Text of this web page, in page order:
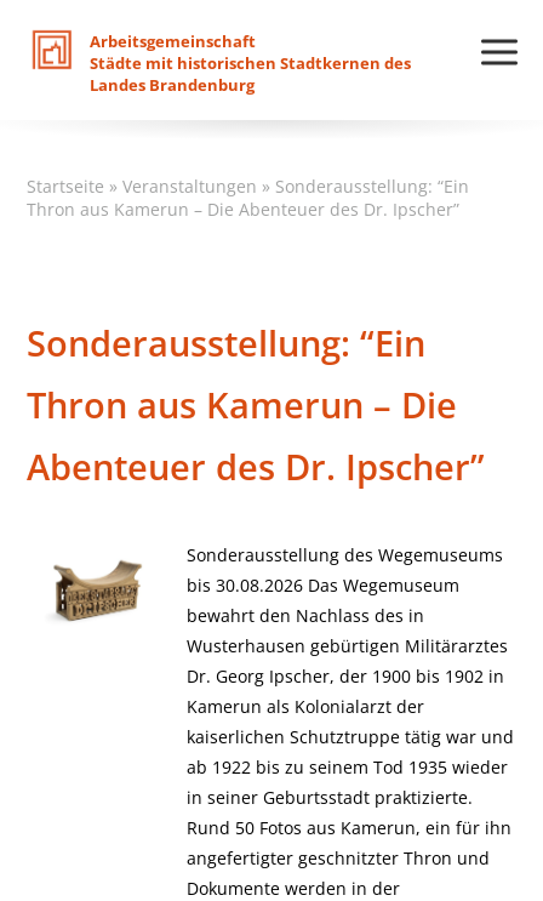
Arbeitsgemeinschaft
Städte mit historischen Stadtkernen des
Landes Brandenburg
Startseite »Veranstaltungen » Sonderausstellung: “Ein
Thron aus Kamerun – Die Abenteuer des Dr. Ipscher”
Sonderausstellung: “Ein
Thron aus Kamerun – Die
Abenteuer des Dr. Ipscher”
Sonderausstellung des Wegemuseums
bis 30.08.2026 Das Wegemuseum
bewahrt den Nachlass des in
Wusterhausen gebürtigen Militärarztes
Dr. Georg Ipscher, der 1900 bis 1902 in
Kamerun als Kolonialarzt der
kaiserlichen Schutztruppe tätig war und
ab 1922 bis zu seinem Tod 1935 wieder
in seiner Geburtsstadt praktizierte.
Rund 50 Fotos aus Kamerun, ein für ihn
angefertigter geschnitzter Thron und
Dokumente werden in der